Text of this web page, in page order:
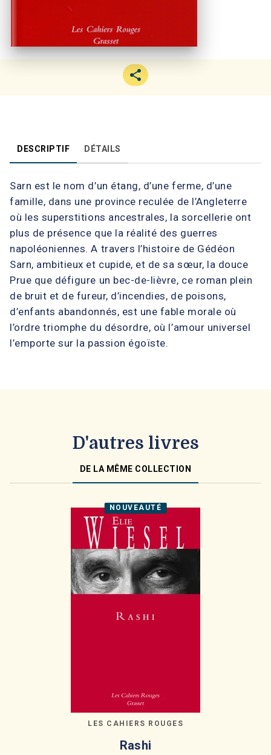
DESCRIPTIF DÉTAILS
Sarn est le nom d’un étang, d’une ferme, d’une
famille, dans une province reculée de l’Angleterre
où les superstitions ancestrales, la sorcellerie ont
plus de présence que la réalité des guerres
napoléoniennes. A travers l’histoire de Gédéon
Sarn, ambitieux et cupide, et de sa sœur, la douce
Prue que défigure un bec-de-lièvre, ce roman plein
de bruit et de fureur, d’incendies, de poisons,
d’enfants abandonnés, est une fable morale où
l’ordre triomphe du désordre, où l’amour universel
l’emporte sur la passion égoïste.
D'autres livres
DE LA MÊME COLLECTION
NOUVEAUTÉ
LES CAHIERS ROUGES
Rashi